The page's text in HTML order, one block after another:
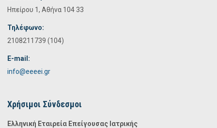
Ηπείρου 1, Αθήνα 104 33
Τηλέφωνο:
2108211739 (104)
E-mail:
info@eeeei.gr
Χρήσιμοι Σύνδεσμοι
Ελληνική Εταιρεία Επείγουσας Ιατρικής